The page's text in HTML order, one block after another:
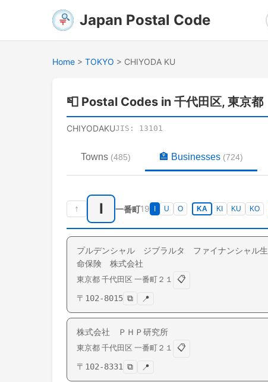
Japan Postal Code
Home > TOKYO > CHIYODA KU
📮 Postal Codes in 千代田区, 東京都
CHIYODAKUJIS: 13101
Towns (485) 🏣 Businesses (724)
↑ I 一番町19 U O KA KI KU KO
プルデンシャル ジブラルタ ファイナンシャル生
命保険 株式会社
東京都 千代田区 一番町 ２１
📋
〒 102-8015 ⧉ 📍
株式会社 ＰＨＰ研究所
東京都 千代田区 一番町 ２１
📋
〒 102-8331 ⧉ 📍